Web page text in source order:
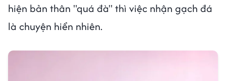
hiện bản thân "quá đà" thì việc nhận gạch đá
là chuyện hiển nhiên.